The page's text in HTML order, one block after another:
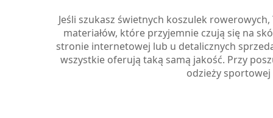
Jeśli szukasz świetnych koszulek
materiałów, które przyjemnie czują się na
stronie internetowej lub u detalicznych
wszystkie oferują taką samą jakość. Przy
odzieży